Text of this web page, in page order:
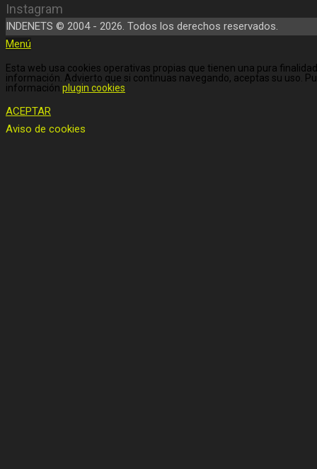
Instagram
INDENETS © 2004 - 2026. Todos los derechos reservados.
Menú
Esta web usa cookies operativas propias que tienen una pura
información. Advierto que si continuas navegando, aceptas su uso.
información.plugin cookies
ACEPTAR
Aviso de cookies